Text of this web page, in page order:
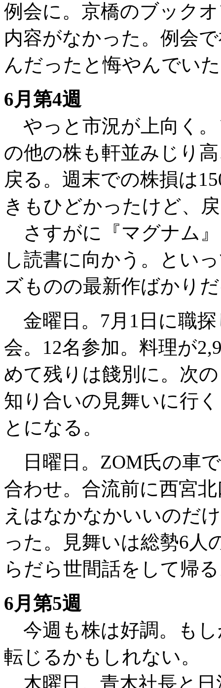
例会に。京橋のブック
内容がなかった。例会
んだったと悔やんでい
6月第4週
やっと市況が上向く
の他の株も軒並みじり
戻る。週末での株損は
きもひどかったけど、
さすがに『マグナム
し読書に向かう。とい
ズものの最新作ばかり
金曜日。7月1日に職
会。12名参加。料理が
めて残りは餞別に。次
知り合いの見舞いに行
とになる。
日曜日。ZOM氏の車
合わせ。合流前に西宮
えはなかなかいいのだ
った。見舞いは総勢6人
らだら世間話をして帰
6月第5週
今週も株は好調。も
転じるかもしれない。
木曜日。青木社長と日